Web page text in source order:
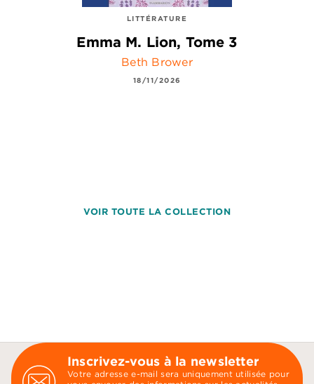
LITTÉRATURE
Emma M. Lion, Tome 3
Beth Brower
18/11/2026
VOIR TOUTE LA COLLECTION
Inscrivez-vous à la newsletter
Votre adresse e-mail sera uniquement utilisée pour